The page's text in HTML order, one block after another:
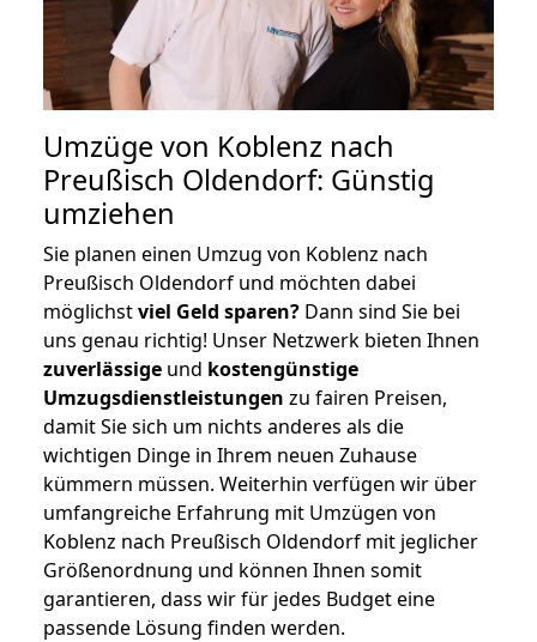
Umzüge von Koblenz nach
Preußisch Oldendorf: Günstig
umziehen
Sie planen einen Umzug von Koblenz nach
Preußisch Oldendorf und möchten dabei
möglichstviel Geld sparen? Dann sind Sie bei
uns genau richtig! Unser Netzwerk bieten Ihnen
zuverlässige und kostengünstige
Umzugsdienstleistungen zu fairen Preisen,
damit Sie sich um nichts anderes als die
wichtigen Dinge in Ihrem neuen Zuhause
kümmern müssen. Weiterhin verfügen wir über
umfangreiche Erfahrung mit Umzügen von
Koblenz nach Preußisch Oldendorf mit jeglicher
Größenordnung und können Ihnen somit
garantieren, dass wir für jedes Budget eine
passende Lösung finden werden.